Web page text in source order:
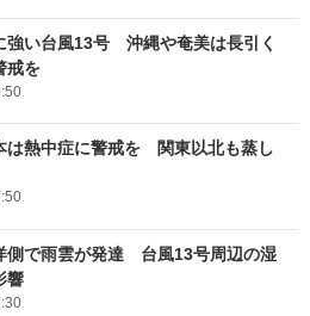
強い台風13号 沖縄や奄美は長引く
戒を
は熱中症に警戒を 関東以北も蒸し
側で雨雲が発達 台風13号周辺の湿
響